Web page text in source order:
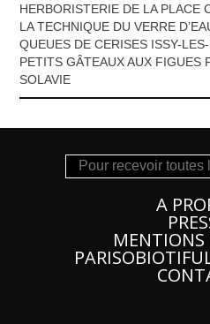
HERBORISTERIE DE LA PLACE
LA TECHNIQUE DU VERRE
QUEUES DE CERISES ISSY-
PETITS GÂTEAUX AUX FIGUES
SOLAVIE
A
MENTIONS